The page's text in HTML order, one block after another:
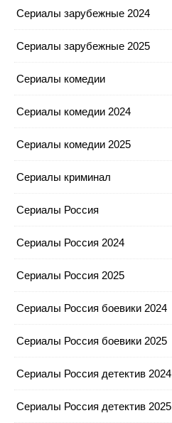
Сериалы зарубежные 2024
Сериалы зарубежные 2025
Сериалы комедии
Сериалы комедии 2024
Сериалы комедии 2025
Сериалы криминал
Сериалы Россия
Сериалы Россия 2024
Сериалы Россия 2025
Сериалы Россия боевики 2024
Сериалы Россия боевики 2025
Сериалы Россия детектив 2024
Сериалы Россия детектив 2025